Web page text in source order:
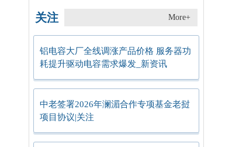
关注 More+
铝电容大厂全线调涨产品价格 服务器功
耗提升驱动电容需求爆发_新资讯
中老签署2026年澜湄合作专项基金老挝
项目协议|关注